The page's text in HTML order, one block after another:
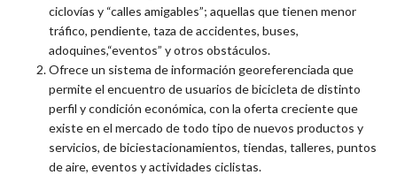
ciclovías y “calles amigables”; aquellas que tienen menor
tráfico, pendiente, taza de accidentes, buses,
adoquines,“eventos” y otros obstáculos.
Ofrece un sistema de información georeferenciada que
permite el encuentro de usuarios de bicicleta de distinto
perfil y condición económica, con la oferta creciente que
existe en el mercado de todo tipo de nuevos productos y
servicios, de biciestacionamientos, tiendas, talleres, puntos
de aire, eventos y actividades ciclistas.